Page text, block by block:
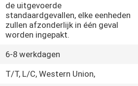
de uitgevoerde
standaardgevallen, elke eenheden
zullen afzonderlijk in één geval
worden ingepakt.
6-8 werkdagen
T/T, L/C, Western Union,